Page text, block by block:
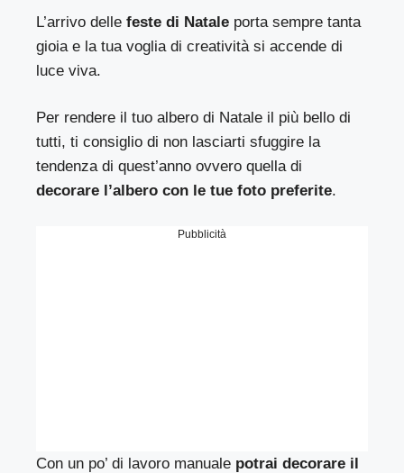
L’arrivo dellefeste di Natale porta sempre tanta
gioia e la tua voglia di creatività si accende di
luce viva.
Per rendere il tuo albero di Natale il più bello di
tutti, ti consiglio di non lasciarti sfuggire la
tendenza di quest’anno ovvero quella di
decorare l’albero con le tue foto preferite.
Pubblicità
Con un po’ di lavoro manuale potrai decorare il